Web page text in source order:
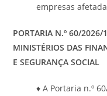
empresas
PORTARIA N.º 60/2026/
MINISTÉRIOS DAS
E SEGURANÇA SOCIAL
♦ A Portaria n.º